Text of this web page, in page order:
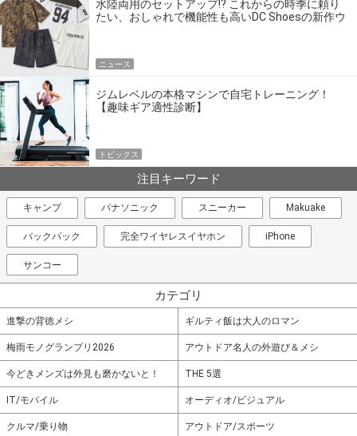
水陸両用のセットアップ!? これからの時季に頼り
たい、おしゃれで機能性も高いDC Shoesの新作ウ
ニュース
ジムレベルの本格マシンで自宅トレーニング！
【趣味ギア適性診断】
トピックス
注目キーワード
キャンプ パナソニック スニーカー Makuake
バックパック 完全ワイヤレスイヤホン iPhone
サンコー
カテゴリ
進撃の背徳メシ ギルティ飯は大人のロマン
梅雨モノグランプリ2026 アウトドア名人の外遊び＆メシ
今どきメンズは外見も磨かないと！ THE 5選
IT/モバイル オーディオ/ビジュアル
クルマ/乗り物 アウトドア/スポーツ